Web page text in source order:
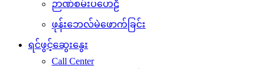
ဉာဏ်စမ်းပဟေဠိ
ဖုန်းဘေလ်မဲဖောက်ခြင်း
ရင်ဖွင့်ဆွေးနွေး
Call Center